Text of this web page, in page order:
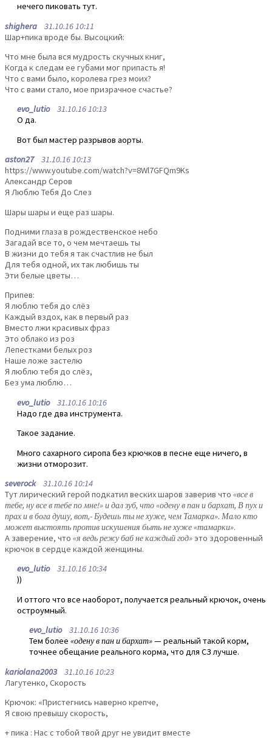
нечего пиковать тут.
shighera 31.10.16 10:11
Шар+пика вроде бы. Высоцкий:
Что мне была вся мудрость скучных книг,
Когда к следам ее губами мог припасть я!
Что с вами было, королева грез моих?
Что с вами стало, мое призрачное счастье?
evo_lutio31.10.16 10:13
О да.
Вот был мастер разрывов аорты.
aston2731.10.16 10:13
https://www.youtube.com/watch?v=8Wl7GFQm9Ks
Александр Серов
Я Люблю Тебя До Слез
Шары шары и еще раз шары.
Подними глаза в рождественское небо
Загадай все то, о чем мечтаешь ты
В жизни до тебя я так счастлив не был
Для тебя одной, их так любишь ты
Эти белые цветы…
Припев:
Я люблю тебя до слёз
Каждый вздох, как в первый раз
Вместо лжи красивых фраз
Это облако из роз
Лепестками белых роз
Наше ложе застелю
Я люблю тебя до слёз,
Без ума люблю…
evo_lutio31.10.16 10:16
Надо где два инструмента.
Такое задание.
Много сахарного сиропа без крючков в песне еще ничего, в
жизни отморозит.
severock31.10.16 10:14
Тут лирический герой подкатил веских шаров заверив что «все в
тебе, ну все в тебе по мне!» и дал зуб, что «одену в пан и бархат, В пух и
прах и в бога душу, вот,- Будешь ты не хуже, чем Тамарка». Мало кто
может выстоять против искушения быть не хуже «тамарки».
А заверение, что «я ведь режу баб не каждый год»это здоровенный
крючок в сердце каждой женщины.
evo_lutio31.10.16 10:34
))
И оттого что все наоборот, получается реальный крючок, очень
остроумный.
evo_lutio31.10.16 10:36
Тем более «одену в пан и бархат»— реальный такой корм,
точнее обещание реального корма, что для СЗ лучше.
kariolana2003 31.10.16 10:23
Лагутенко, Скорость
Крючок: «Пpистегнись навеpно кpепче,
Я свою пpевышу скоpость,
+ пика : Hас с тобой твой дpуг не увидит вместе